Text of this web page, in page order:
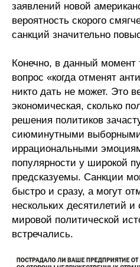
заявлений новой
вероятность скорого
санкций значительно
Конечно, в данный момент
вопрос «когда отменят
никто дать не может. Это
экономическая, сколько
решения политиков
сиюминутными
иррациональными
популярности у широкой
предсказуемы. Санкции
быстро и сразу, а могут
нескольких десятилетий
мировой политической
встречались.